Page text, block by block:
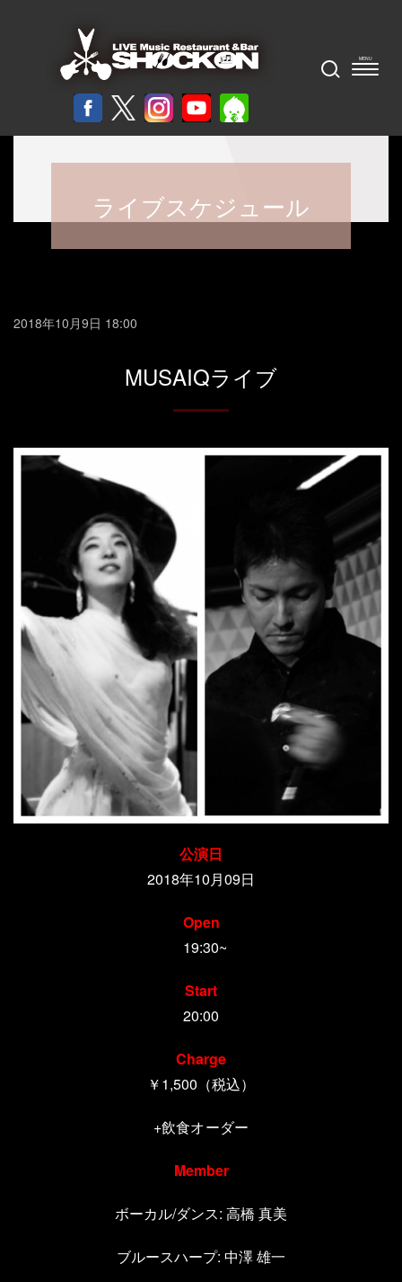
ライブスケジュール
2018年10月9日 18:00
MUSAIQライブ
公演日
2018年10月09日
Open
19:30~
Start
20:00
Charge
￥1,500（税込）
+飲食オーダー
Member
ボーカル/ダンス: 高橋 真美
ブルースハープ: 中澤 雄一